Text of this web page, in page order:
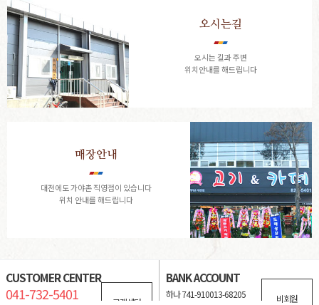
오시는길
오시는 길과 주변
위치안내를 해드립니다
매장안내
대전에도 가야촌 직영점이 있습니다
위치 안내를 해드립니다
CUSTOMER CENTER
041-732-5401 고객센터
BANK ACCOUNT
하나 741-910013-68205
비회원